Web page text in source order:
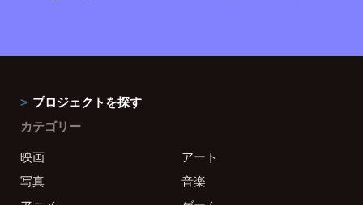
プロジェクトを探す
カテゴリー
映画
アート
写真
音楽